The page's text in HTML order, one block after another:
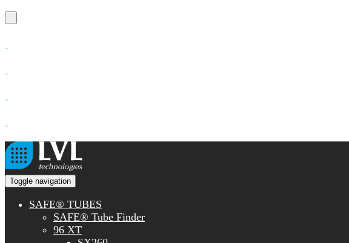
Toggle navigation
SAFE® TUBES
SAFE® Tube Finder
96 XT